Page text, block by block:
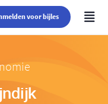
voor bijles